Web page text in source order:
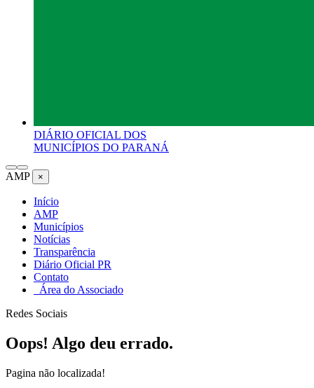
DIÁRIO OFICIAL DOS
MUNICÍPIOS DO PARANÁ
AMP ×
Início
AMP
Municípios
Notícias
Transparência
Diário Oficial PR
Contato
Área do Associado
Redes Sociais
Oops! Algo deu errado.
Pagina não localizada!